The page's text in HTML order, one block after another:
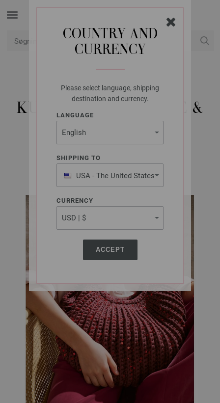
COUNTRY AND
CURRENCY
Please select language, shipping
destination and currency.
LANGUAGE
SHIPPING TO
USA - The United States
of America
CURRENCY
ACCEPT
LANA GROSSA
KURVTASKE THE TUBE &
COSMO
Bags No. 2 | Model 5